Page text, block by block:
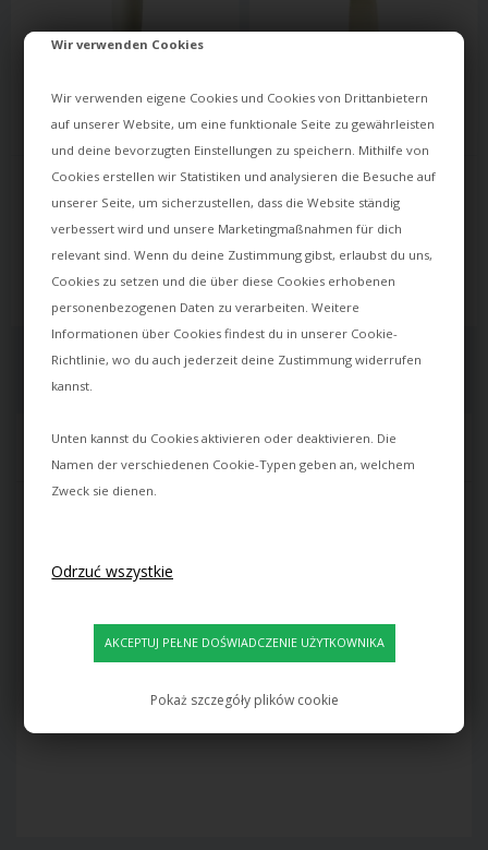
Wir verwenden Cookies
Wir verwenden eigene Cookies und Cookies von Drittanbietern
auf unserer Website, um eine funktionale Seite zu gewährleisten
und deine bevorzugten Einstellungen zu speichern. Mithilfe von
Cookies erstellen wir Statistiken und analysieren die Besuche auf
unserer Seite, um sicherzustellen, dass die Website ständig
verbessert wird und unsere Marketingmaßnahmen für dich
relevant sind. Wenn du deine Zustimmung gibst, erlaubst du uns,
Cookies zu setzen und die über diese Cookies erhobenen
personenbezogenen Daten zu verarbeiten. Weitere
Informationen über Cookies findest du in unserer Cookie-
Richtlinie, wo du auch jederzeit deine Zustimmung widerrufen
kannst.
Unten kannst du Cookies aktivieren oder deaktivieren. Die
Namen der verschiedenen Cookie-Typen geben an, welchem
Zweck sie dienen.
Pokaż szczegóły plików cookie
4.743,00
FOSCARINI
HAVANA OUTDOOR PENDEL
2.503,00
2.050,00
Zobacz, co myślą nasi klienci
4,8na 5 na podstawieponad 800 opinii
dostawa
dokładnie taki sam jak ten,
który otrzymałam.
przebiegło bezproblemowo,
mogę tylko polecić